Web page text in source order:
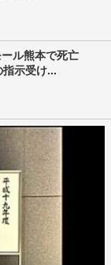
ル熊本で死亡
示受け...